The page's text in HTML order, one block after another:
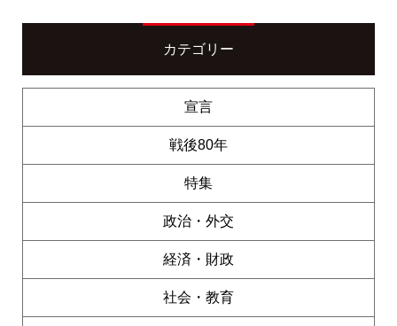
カテゴリー
宣言
戦後80年
特集
政治・外交
経済・財政
社会・教育